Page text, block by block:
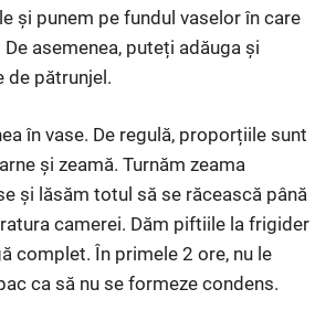
și punem pe fundul vaselor în care
asemenea, puteți adăuga și
de pătrunjel.
în vase. De regulă, proporțiile sunt
și zeamă. Turnăm zeama
și lăsăm totul să se răcească până
camerei. Dăm piftiile la frigider
complet. În primele 2 ore, nu le
ca să nu se formeze condens.